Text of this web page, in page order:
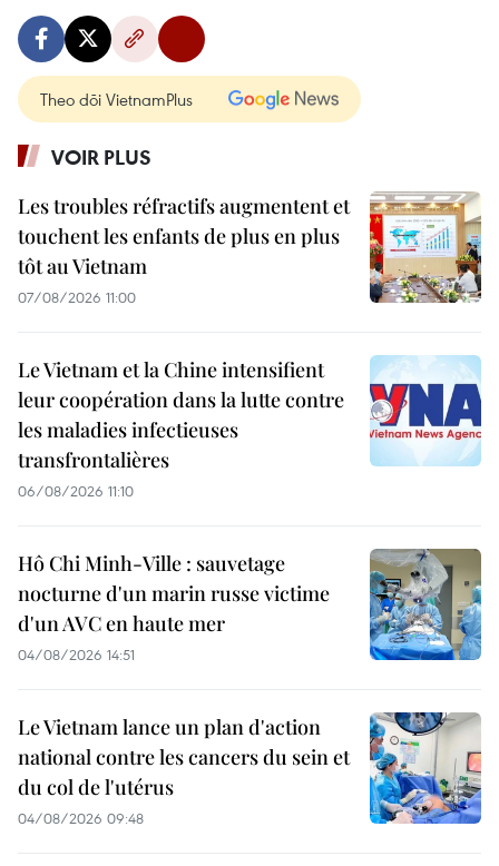
Theo dõi VietnamPlus
VOIR PLUS
Les troubles réfractifs augmentent et
touchent les enfants de plus en plus
tôt au Vietnam
07/08/2026 11:00
Le Vietnam et la Chine intensifient
leur coopération dans la lutte contre
les maladies infectieuses
transfrontalières
06/08/2026 11:10
Hô Chi Minh-Ville : sauvetage
nocturne d'un marin russe victime
d'un AVC en haute mer
04/08/2026 14:51
Le Vietnam lance un plan d'action
national contre les cancers du sein et
du col de l'utérus
04/08/2026 09:48